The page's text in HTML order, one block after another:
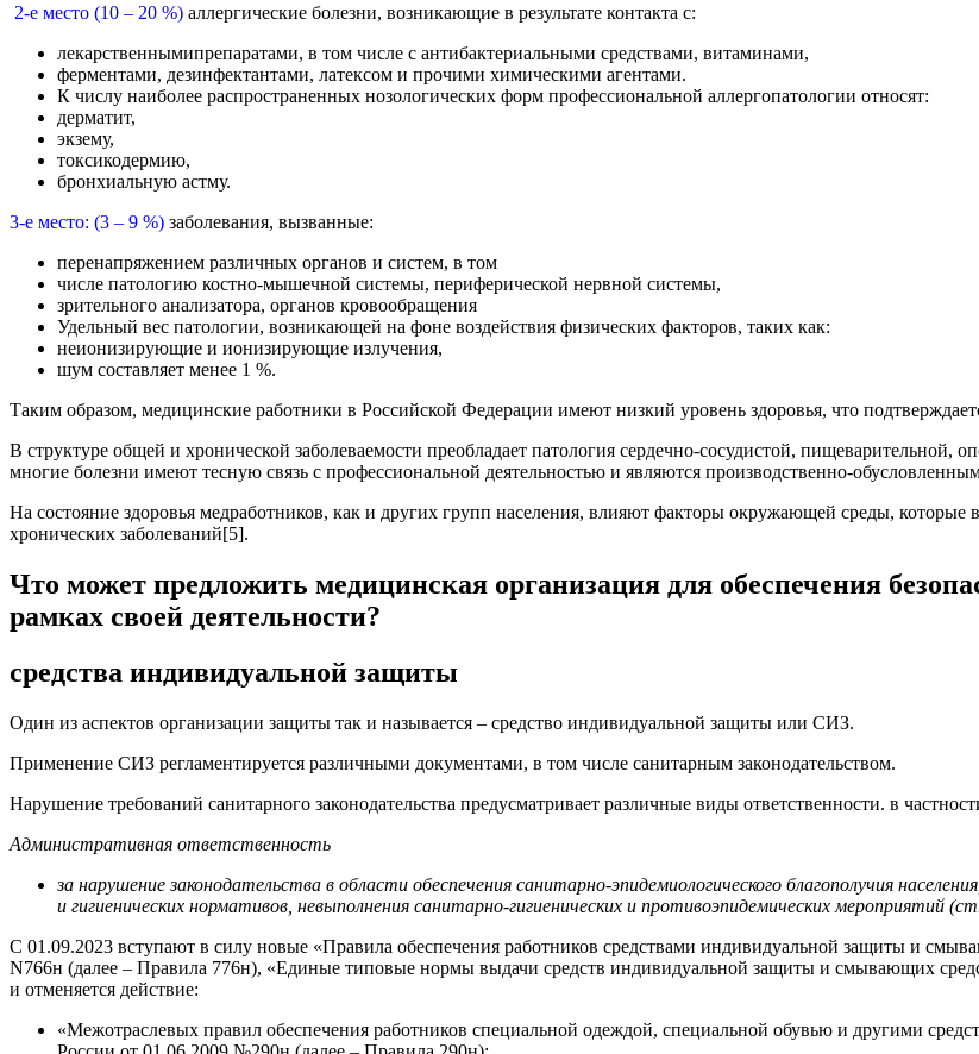
2-е место (10 – 20 %) аллергические болезни, возникающие в результате контакта с:
лекарственнымипрепаратами, в том числе с антибактериальными средствами, витаминами,
ферментами, дезинфектантами, латексом и прочими химическими агентами.
К числу наиболее распространенных нозологических форм профессиональной аллергопатологии относят:
дерматит,
экзему,
токсикодермию,
бронхиальную астму.
3-е место: (3 – 9 %) заболевания, вызванные:
перенапряжением различных органов и систем, в том
числе патологию костно-мышечной системы, периферической нервной системы,
зрительного анализатора, органов кровообращения
Удельный вес патологии, возникающей на фоне воздействия физических факторов, таких как:
неионизирующие и ионизирующие излучения,
шум составляет менее 1 %.
Таким образом, медицинские работники в Российской Федерации имеют низкий уровень здоровья, что
В структуре общей и хронической заболеваемости преобладает патология сердечно-сосудистой, пищеварительной,
многие болезни имеют тесную связь с профессиональной деятельностью и являются производственно-
На состояние здоровья медработников, как и других групп населения, влияют факторы окружающей среды,
хронических заболеваний[5].
Что может предложить медицинская организация для обеспечения
рамках своей деятельности?
средства индивидуальной защиты
Один из аспектов организации защиты так и называется – средство индивидуальной защиты или СИЗ.
Применение СИЗ регламентируется различными документами, в том числе санитарным законодательством.
Нарушение требований санитарного законодательства предусматривает различные виды ответственности. в
Административная ответственность
за нарушение законодательства в области обеспечения санитарно-эпидемиологического благополучия
и гигиенических нормативов, невыполнения санитарно-гигиенических и противоэпидемических мероприятий
С 01.09.2023 вступают в силу новые «Правила обеспечения работников средствами индивидуальной защиты и
N766н (далее – Правила 776н), «Единые типовые нормы выдачи средств индивидуальной защиты и смывающих
и отменяется действие:
«Межотраслевых правил обеспечения работников специальной одеждой, специальной обувью и другими